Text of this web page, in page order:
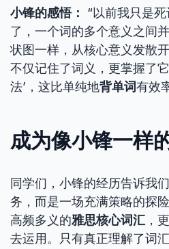
小锋的感悟：
“以前我只是
了，一个词的多个意义之间
状图一样，从核心意义发散
不仅记住了词义，更掌握了
法’，这比单纯地背单词有效
成为像小锋一样
同学们，小锋的经历告诉我们
务，而是一场充满策略的探
高频多义的雅思核心词汇 ，
去运用。只有真正理解了词